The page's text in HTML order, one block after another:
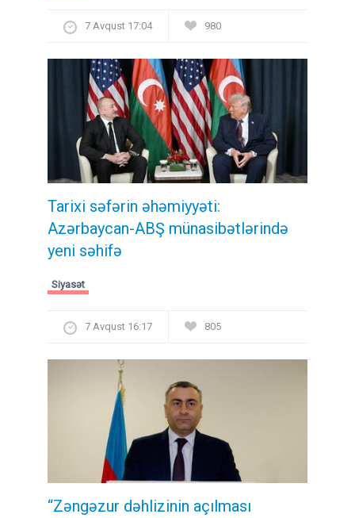
7 Avqust 17:04 980
Tarixi səfərin əhəmiyyəti:
Azərbaycan-ABŞ münasibətlərində
yeni səhifə
Siyasət
7 Avqust 16:17 805
“Zəngəzur dəhlizinin açılması